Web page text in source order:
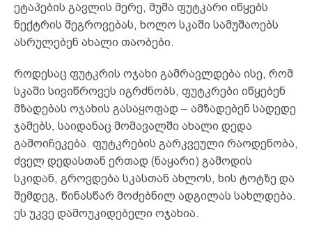
ეტაპების გავლის მერე, მუშა ფუტკარი იწყებს
ნექტრის შეგროვებას, ხოლო სკაში სამუშაოებს
ასრულებენ ახალი თაობები.
როდესაც ფუტკრის ოჯახი გამრავლდება ისე, რომ
სკაში სივიწროვეს იგრძნობს, ფუტკრები იწყებენ
მზადებას ოჯახის გასაყოფად – ამზადებენ სადედე
ჯამებს, საიდანაც მომავალში ახალი დედა
გამოიჩეკება. ფუტკრების გარკვეული რაოდენობა,
ძველ დედასთან ერთად (ნაყარი) გამოდის
სკიდან, გროვდება სკასთან ახლოს, ხის ტოტზე და
შემდეგ, წინასწარ მოძებნილ ადგილას სახლდება.
ეს უკვე დამოუკიდებელი ოჯახია.